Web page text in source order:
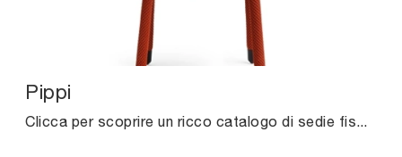
Pippi
Clicca per scoprire un ricco catalogo di sedie fisse per stanze design: il modello Pippi di Midj ti aspetta!